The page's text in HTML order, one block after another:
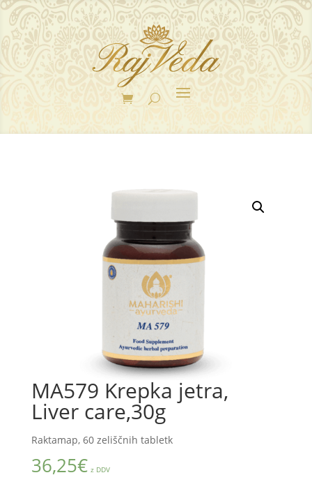
MA579 Krepka jetra,
Liver care,30g
Raktamap, 60 zeliščnih tabletk
36,25€ z DDV